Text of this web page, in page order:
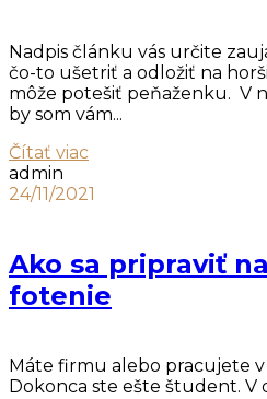
Nadpis článku vás určite
čo-to ušetriť a odložiť na
môže potešiť peňaženku. V
by som vám...
Čítať viac
admin
24/11/2021
Ako sa pripraviť
fotenie
Máte firmu alebo pracujete
Dokonca ste ešte študent. V